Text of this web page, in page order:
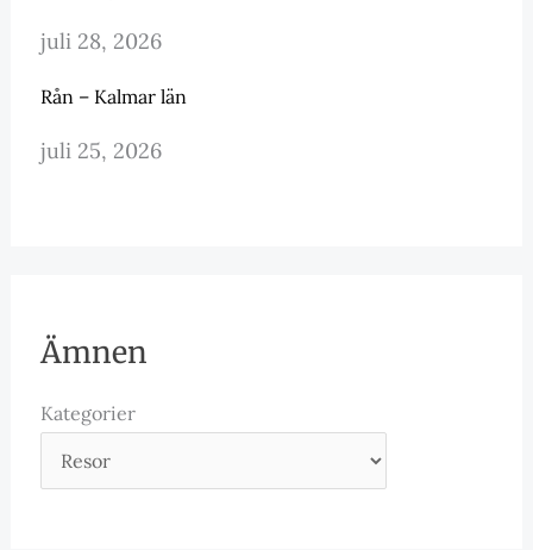
juli 28, 2026
Rån – Kalmar län
juli 25, 2026
Ämnen
Kategorier